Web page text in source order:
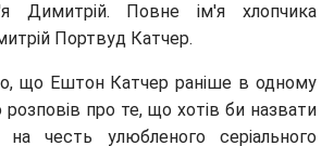
Димитрій. Повне ім'я хлопчика
Портвуд Катчер.
що Ештон Катчер раніше в одному
розповів про те, що хотів би назвати
на честь улюбленого серіального